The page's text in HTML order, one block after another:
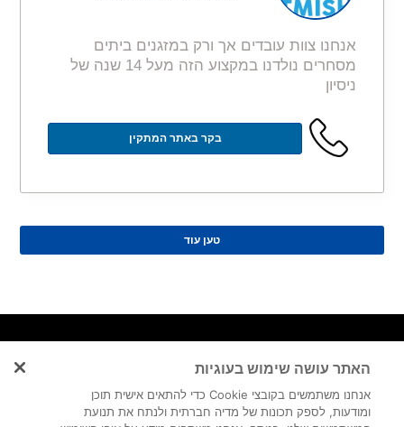
אנחנו צוות עובדים אך ורק במזגנים ביתים
מסחרים נולדנו במקצוע הזה מעל 14 שנה של
ניסיון
בקר באתר המתקין
טען עוד
ניווט מהיר
דף הבית
בלוג
מפת אתר
מדיניות פרטיות
נותני
שירות
באזורים
מאמרי
מובילים
איך לבחור
האתר עושה שימוש בעוגיות
אנחנו משתמשים בקובצי Cookie כדי להתאים אישית תוכן
ומודעות, לספק תכונות של מדיה חברתית ולנתח את תנועת